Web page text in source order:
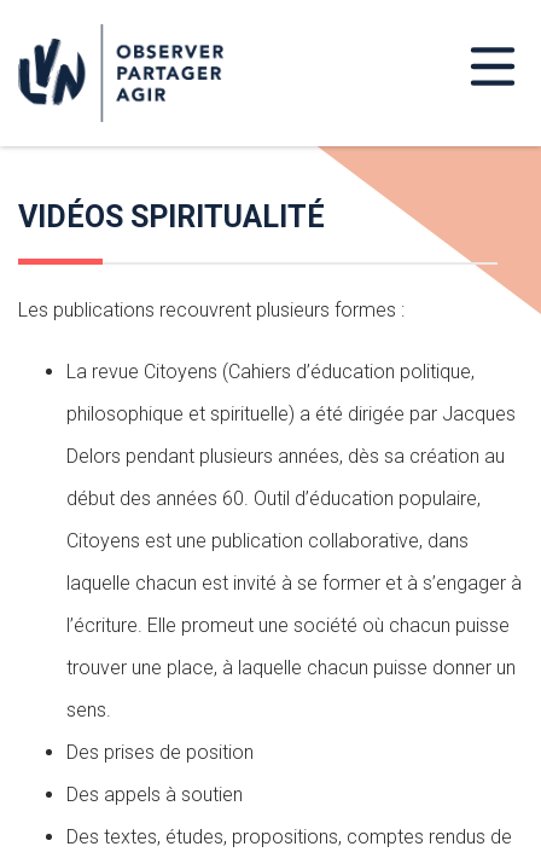
VIDÉOS SPIRITUALITÉ
Les publications recouvrent plusieurs formes :
La revue Citoyens (Cahiers d’éducation politique,
philosophique et spirituelle) a été dirigée par Jacques
Delors pendant plusieurs années, dès sa création au
début des années 60. Outil d’éducation populaire,
Citoyens est une publication collaborative, dans
laquelle chacun est invité à se former et à s’engager à
l’écriture. Elle promeut une société où chacun puisse
trouver une place, à laquelle chacun puisse donner un
sens.
Des prises de position
Des appels à soutien
Des textes, études, propositions, comptes rendus de